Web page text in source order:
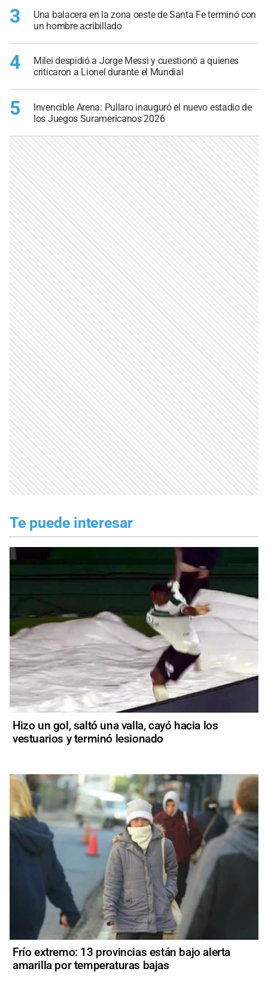
3
Una balacera en la zona oeste de Santa Fe terminó con
un hombre acribillado
4
Milei despidió a Jorge Messi y cuestionó a quienes
criticaron a Lionel durante el Mundial
5
Invencible Arena: Pullaro inauguró el nuevo estadio de
los Juegos Suramericanos 2026
Te puede interesar
Hizo un gol, saltó una valla, cayó hacia los
vestuarios y terminó lesionado
Frío extremo: 13 provincias están bajo alerta
amarilla por temperaturas bajas